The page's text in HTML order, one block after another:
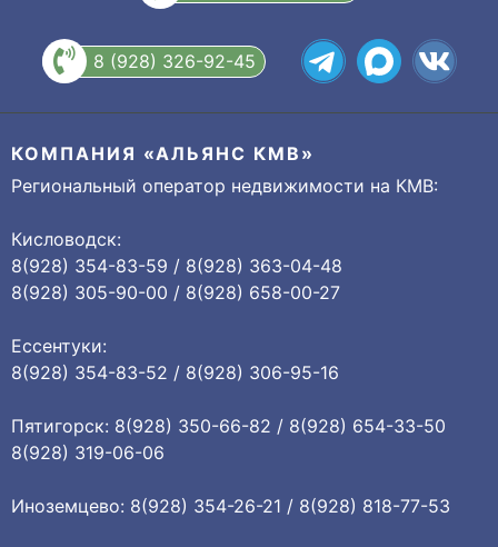
8 (928) 326-92-45
КОМПАНИЯ «АЛЬЯНС КМВ»
Региональный оператор недвижимости на КМВ:
Кисловодск:
8(928) 354-83-59 / 8(928) 363-04-48
8(928) 305-90-00 / 8(928) 658-00-27
Ессентуки:
8(928) 354-83-52 / 8(928) 306-95-16
Пятигорск: 8(928) 350-66-82 / 8(928) 654-33-50
8(928) 319-06-06
Иноземцево: 8(928) 354-26-21 / 8(928) 818-77-53